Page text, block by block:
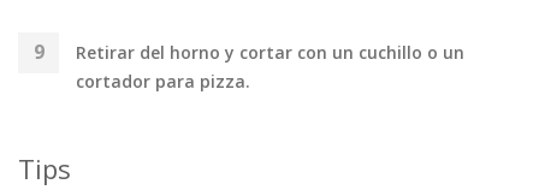
Retirar del horno y cortar con un cuchillo o un
cortador para pizza.
Tips